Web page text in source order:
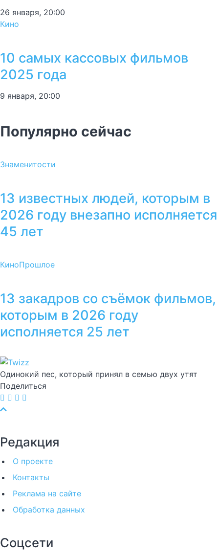
26 января, 20:00
Кино
10 самых кассовых фильмов
2025 года
9 января, 20:00
Популярно сейчас
Знаменитости
13 известных людей, которым в
2026 году внезапно исполняется
45 лет
КиноПрошлое
13 закадров со съёмок фильмов,
которым в 2026 году
исполняется 25 лет
Одинокий пес, который принял в семью двух утят
Поделиться
Редакция
О проекте
Контакты
Реклама на сайте
Обработка данных
Соцсети